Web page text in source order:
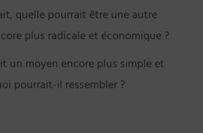
quelle pourrait être une autre
plus radicale et économique ?
un moyen encore plus simple et
pourrait-il ressembler ?